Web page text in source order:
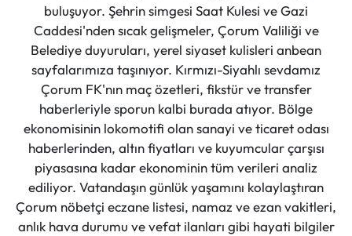
buluşuyor. Şehrin simgesi Saat Kulesi ve Gazi
Caddesi'nden sıcak gelişmeler, Çorum Valiliği ve
Belediye duyuruları, yerel siyaset kulisleri anbean
sayfalarımıza taşınıyor. Kırmızı-Siyahlı sevdamız
Çorum FK'nın maç özetleri, fikstür ve transfer
haberleriyle sporun kalbi burada atıyor. Bölge
ekonomisinin lokomotifi olan sanayi ve ticaret odası
haberlerinden, altın fiyatları ve kuyumcular çarşısı
piyasasına kadar ekonominin tüm verileri analiz
ediliyor. Vatandaşın günlük yaşamını kolaylaştıran
Çorum nöbetçi eczane listesi, namaz ve ezan vakitleri,
anlık hava durumu ve vefat ilanları gibi hayati bilgiler